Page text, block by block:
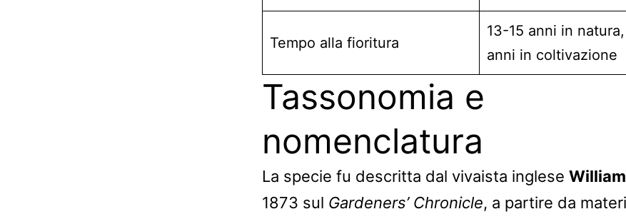
Tempo alla fioritura
13-15 anni in
anni in coltivazione
Tassonomia e
nomenclatura
La specie fu descritta dal vivaista inglese
1873 sul Gardeners’ Chronicle, a partire da